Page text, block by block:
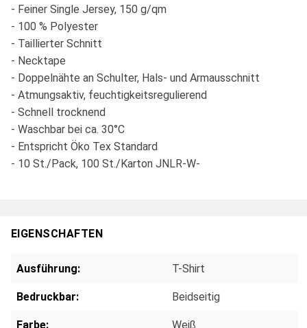
- Feiner Single Jersey, 150 g/qm
- 100 % Polyester
- Taillierter Schnitt
- Necktape
- Doppelnähte an Schulter, Hals- und Armausschnitt
- Atmungsaktiv, feuchtigkeitsregulierend
- Schnell trocknend
- Waschbar bei ca. 30°C
- Entspricht Öko Tex Standard
- 10 St./Pack, 100 St./Karton JNLR-W-
EIGENSCHAFTEN
Ausführung: T-Shirt
Bedruckbar: Beidseitig
Farbe: Weiß